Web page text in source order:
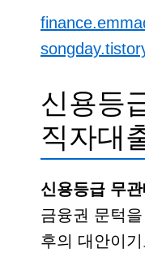
신용등
직자대
신용등급 무
금융권 문턱
후의 대안이